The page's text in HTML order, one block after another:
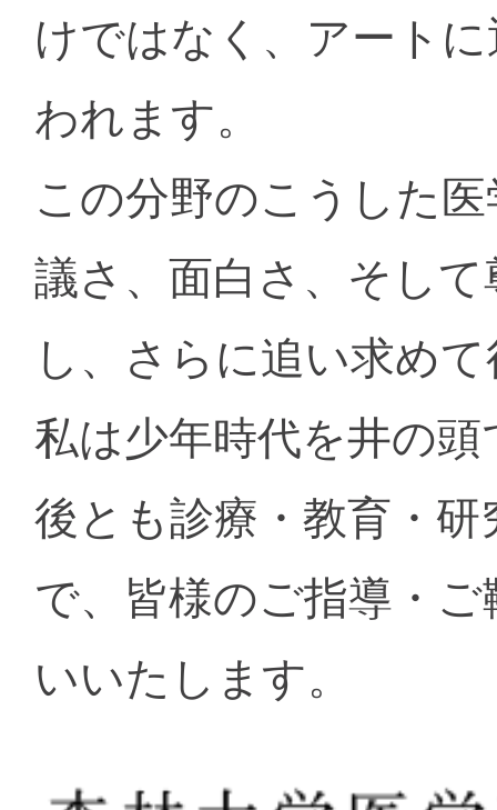
けではなく、アート
われます。
この分野のこうした
議さ、面白さ、そし
し、さらに追い求め
私は少年時代を井の
後とも診療・教育・
で、皆様のご指導・
いいたします。